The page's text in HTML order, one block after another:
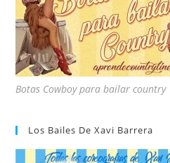
Botas Cowboy para bailar country
Los Bailes De Xavi Barrera